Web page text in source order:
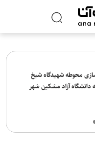
محوطه شهیدگاه شیخ
دانشگاه آزاد مشکین شهر